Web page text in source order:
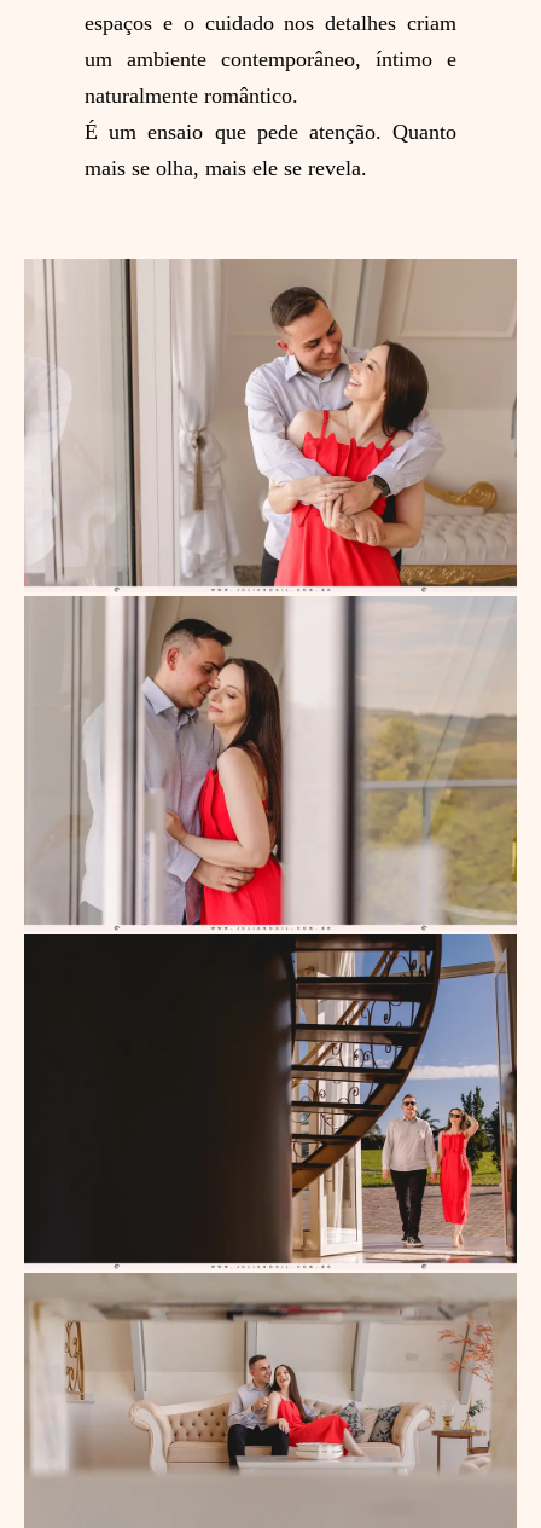
espaços e o cuidado nos detalhes criam
um ambiente contemporâneo, íntimo e
naturalmente romântico.
É um ensaio que pede atenção. Quanto
mais se olha, mais ele se revela.